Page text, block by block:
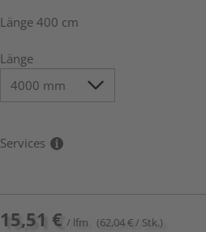
Länge 400 cm
Länge
Services
15,51 € / lfm (62,04 € / Stk.)